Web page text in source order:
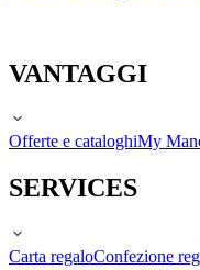
VANTAGGI
Offerte e cataloghiMy
SERVICES
Carta regaloConfezione